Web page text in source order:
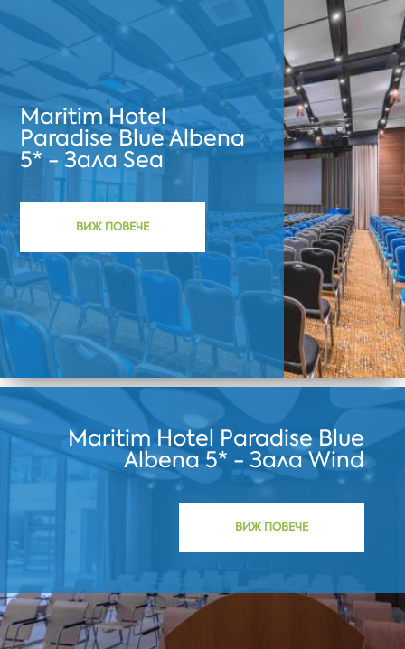
Maritim Hotel
Paradise Blue Albena
5* - Зала Sea
ВИЖ ПОВЕЧЕ
Maritim Hotel Paradise Blue
Albena 5* - Зала Wind
ВИЖ ПОВЕЧЕ